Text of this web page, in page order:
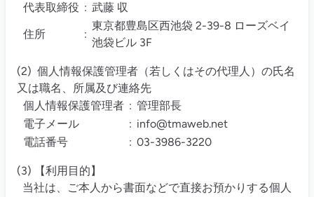
代表取締役 : 武藤 収
住所
:
東京都豊島区西池袋 2-39-8 ローズベイ
池袋ビル 3F
(2) 個人情報保護管理者（若しくはその代理人）の氏名
又は職名、所属及び連絡先
個人情報保護管理者 : 管理部長
電子メール
: info@tmaweb.net
電話番号
: 03-3986-3220
(3) 【利用目的】
当社は、ご本人から書面などで直接お預かりする個人